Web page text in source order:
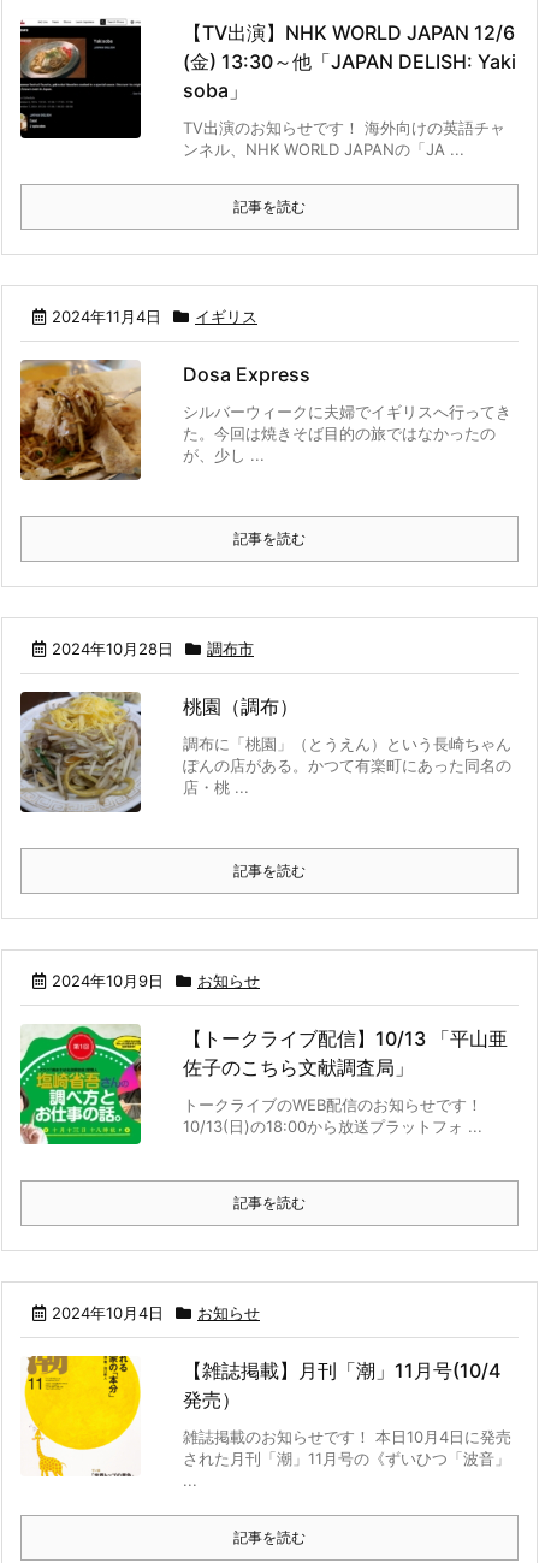
【TV出演】NHK WORLD JAPAN 12/6
(金) 13:30～他「JAPAN DELISH: Yaki
soba」
TV出演のお知らせです！ 海外向けの英語チャ
ンネル、NHK WORLD JAPANの「JA ...
記事を読む
2024年11月4日 イギリス
Dosa Express
シルバーウィークに夫婦でイギリスへ行ってき
た。今回は焼きそば目的の旅ではなかったの
が、少し ...
記事を読む
2024年10月28日 調布市
桃園（調布）
調布に「桃園」（とうえん）という長崎ちゃん
ぽんの店がある。かつて有楽町にあった同名の
店・桃 ...
記事を読む
2024年10月9日 お知らせ
【トークライブ配信】10/13 「平山亜
佐子のこちら文献調査局」
トークライブのWEB配信のお知らせです！
10/13(日)の18:00から放送プラットフォ ...
記事を読む
2024年10月4日 お知らせ
【雑誌掲載】月刊「潮」11月号(10/4
発売）
雑誌掲載のお知らせです！ 本日10月4日に発売
された月刊「潮」11月号の《ずいひつ「波音」
...
記事を読む